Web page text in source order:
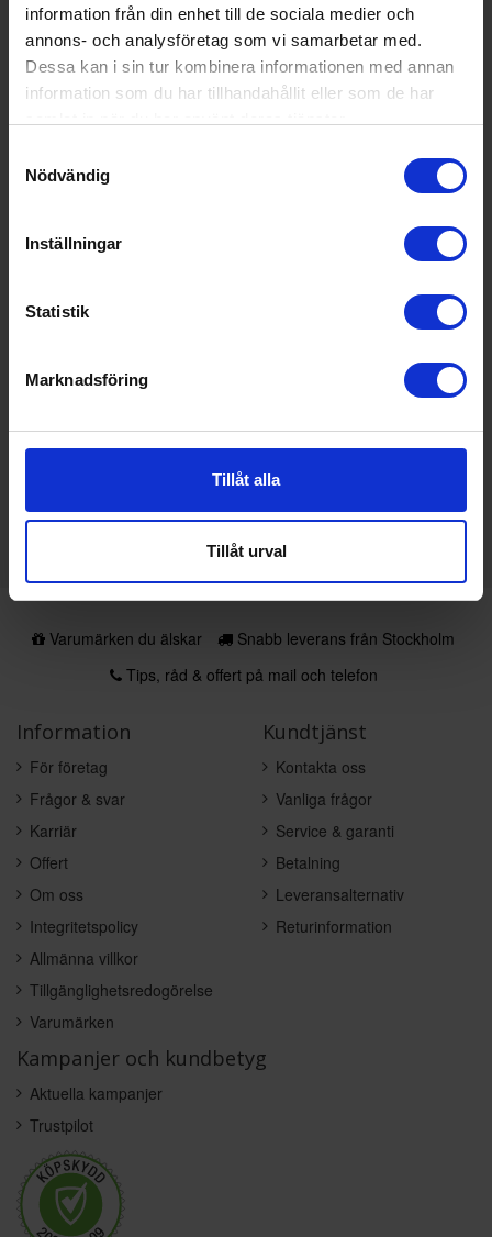
information från din enhet till de sociala medier och
annons- och analysföretag som vi samarbetar med.
Dessa kan i sin tur kombinera informationen med annan
information som du har tillhandahållit eller som de har
Nödvändig
Inställningar
Statistik
Marknadsföring
Tillåt alla
Tillåt urval
Den här webbplatsen ärdelvis förenligmed Web Content
Accessibility Guidelines version 2.1, nivå AA, på grund av de
brister som nämnts ovan.
Om du upptäcker brister i tillgängligheten på vitvaruexperten.com,
Vi besvarar din förfrågan inom skälig tid, normalt inom 1-3
Myndigheten för digital förvaltning (DIGG) är tillsynsmyndighet för
nöjd med hur vi hanterar dina synpunkter kan du kontakta DIGG:
Webbplats:
Varumärken du älskar
Snabb leverans från Stockholm
Tips, råd & offert på mail och telefon
Information
För företag
Frågor & svar
Karriär
Offert
Om oss
Integritetspolicy
Allmänna villkor
Tillgänglighetsredogörelse
Varumärken
Kundtjänst
Kontakta oss
Vanliga frågor
Service & garanti
Betalning
Leveransalternativ
Returinformation
Kampanjer och kundbetyg
Aktuella kampanjer
Trustpilot